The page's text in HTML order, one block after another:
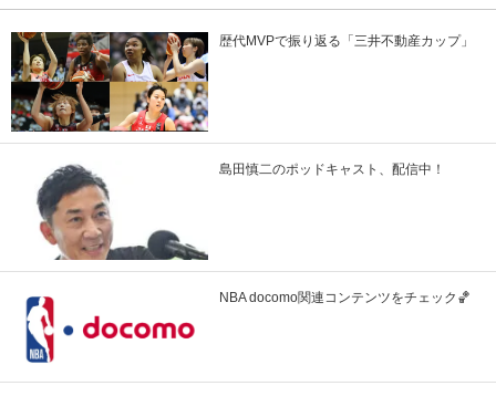
歴代MVPで振り返る「三井不動産カップ」
島田慎二のポッドキャスト、配信中！
NBA docomo関連コンテンツをチェック🏀